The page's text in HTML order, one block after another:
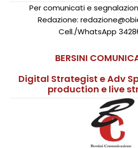
Per comunicati e
Redazione:
Cell./WhatsApp
BERSINI
Digital Strategist e Adv
production e live